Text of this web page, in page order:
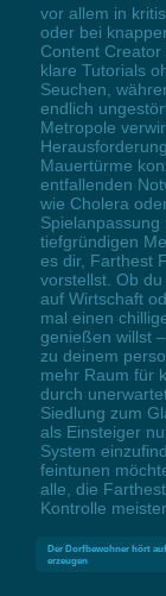
vor allem in
oder bei
Content
klare Tutorials
Seuchen,
endlich
Metropole
Mauertürme
entfallenden
wie Cholera
tiefgründigen
es dir, Farthest
vorstellst. Ob
auf Wirtschaft
mal einen
genießen willst
zu deinem
mehr Raum für
durch
Siedlung zum
als Einsteiger
System
feintunen
alle, die
Kontrolle
Der Dorfbewohner hört
erzeugen